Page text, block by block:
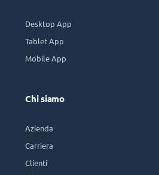
Desktop App
Tablet App
Mobile App
Chi siamo
Azienda
Carriera
Clienti